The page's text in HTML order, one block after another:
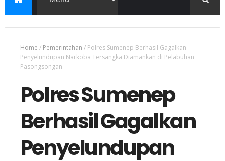
Home / Pemerintahan / Polres Sumenep Berhasil Gagalkan
Penyelundupan Narkoba Tersangka Diamankan di Pelabuhan
Pasongsongan
Polres Sumenep
Berhasil Gagalkan
Penyelundupan